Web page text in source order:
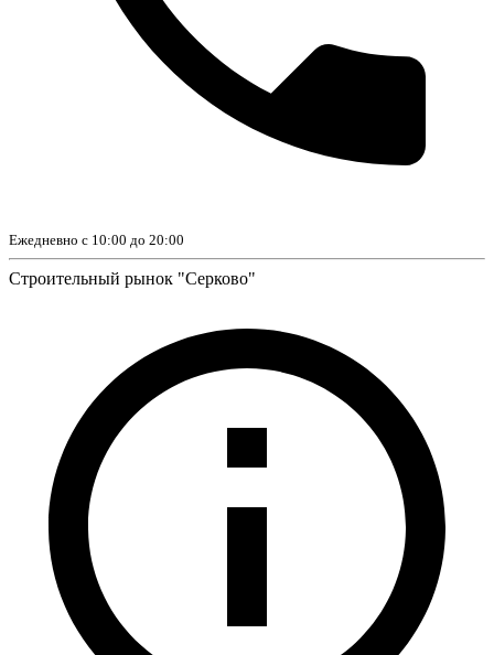
Ежедневно с 10:00 до 20:00
Строительный рынок "Серково"